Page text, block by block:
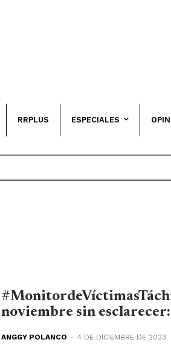
RRPLUS ESPECIALES
noviembre sin
ANGGY POLANCO - 4 DE DICIEMBRE DE 2023